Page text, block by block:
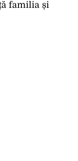
familia și